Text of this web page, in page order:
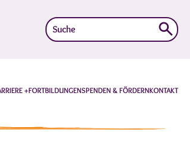
Suche
nach:
FORTBILDUNGENSPENDEN & FÖRDERNKONTAKT